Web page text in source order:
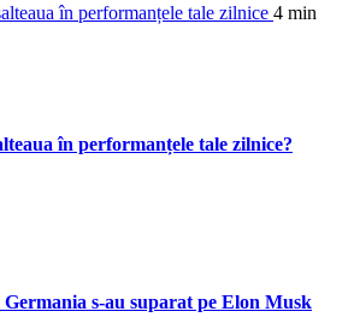
4 min
în performanțele tale zilnice?
s-au suparat pe Elon Musk